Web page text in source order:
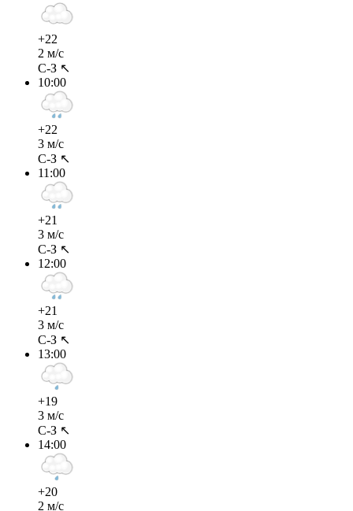
+22
2 м/с
С-З ↖
10:00
+22
3 м/с
С-З ↖
11:00
+21
3 м/с
С-З ↖
12:00
+21
3 м/с
С-З ↖
13:00
+19
3 м/с
С-З ↖
14:00
+20
2 м/с